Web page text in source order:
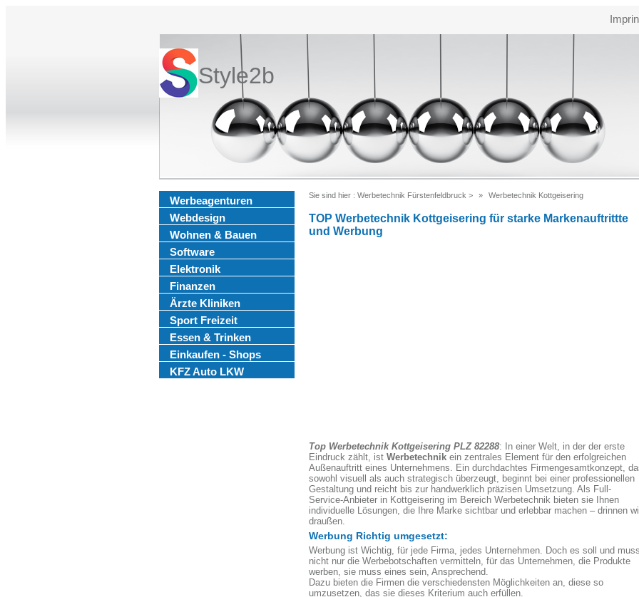
Style2b
Werbeagenturen
Webdesign
Wohnen & Bauen
Software
Elektronik
Finanzen
Ärzte Kliniken
Sport Freizeit
Essen & Trinken
Einkaufen - Shops
KFZ Auto LKW
Sie sind hier : Werbetechnik Fürstenfeldbruck > Werbetechnik Kottgeisering
TOP Werbetechnik Kottgeisering für starke Markenauftrittte
und Werbung
Top Werbetechnik Kottgeisering PLZ 82288: In einer Welt, in der der erste
Eindruck zählt, ist Werbetechnik ein zentrales Element für den erfolgreichen
Außenauftritt eines Unternehmens. Ein durchdachtes Firmengesamtkonzept,
sowohl visuell als auch strategisch überzeugt, beginnt bei einer professionellen
Gestaltung und reicht bis zur handwerklich präzisen Umsetzung. Als Full-
Service-Anbieter in Kottgeisering im Bereich Werbetechnik bieten sie Ihnen
individuelle Lösungen, die Ihre Marke sichtbar und erlebbar machen – drinnen
draußen.
Werbung Richtig umgesetzt:
Werbung ist Wichtig, für jede Firma, jedes Unternehmen. Doch es soll und
nicht nur die Werbebotschaften vermitteln, für das Unternehmen, die Produkte
werben, sie muss eines sein, Ansprechend.
Dazu bieten die Firmen die verschiedensten Möglichkeiten an, diese so
umzusetzen, das sie dieses Kriterium auch erfüllen.